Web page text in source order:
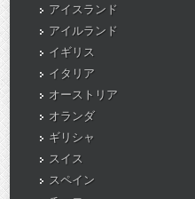
アイスランド
アイルランド
イギリス
イタリア
オーストリア
オランダ
ギリシャ
スイス
スペイン